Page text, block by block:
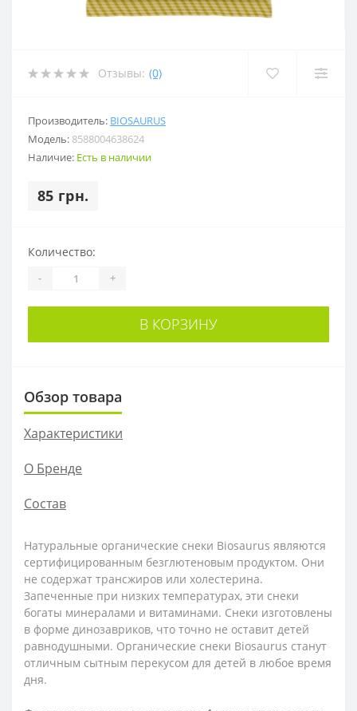
Отзывы: (0)
Производитель: BIOSAURUS
Модель: 8588004638624
Наличие: Есть в наличии
85 грн.
Количество:
- +
В КОРЗИНУ
Обзор товара
Характеристики
О Бренде
Состав
Натуральные органические снеки Biosaurus являются
сертифицированным безглютеновым продуктом. Они
не содержат трансжиров или холестерина.
Запеченные при низких температурах, эти снеки
богаты минералами и витаминами. Снеки изготовлены
в форме динозавриков, что точно не оставит детей
равнодушными. Органические снеки Biosaurus станут
отличным сытным перекусом для детей в любое время
дня.